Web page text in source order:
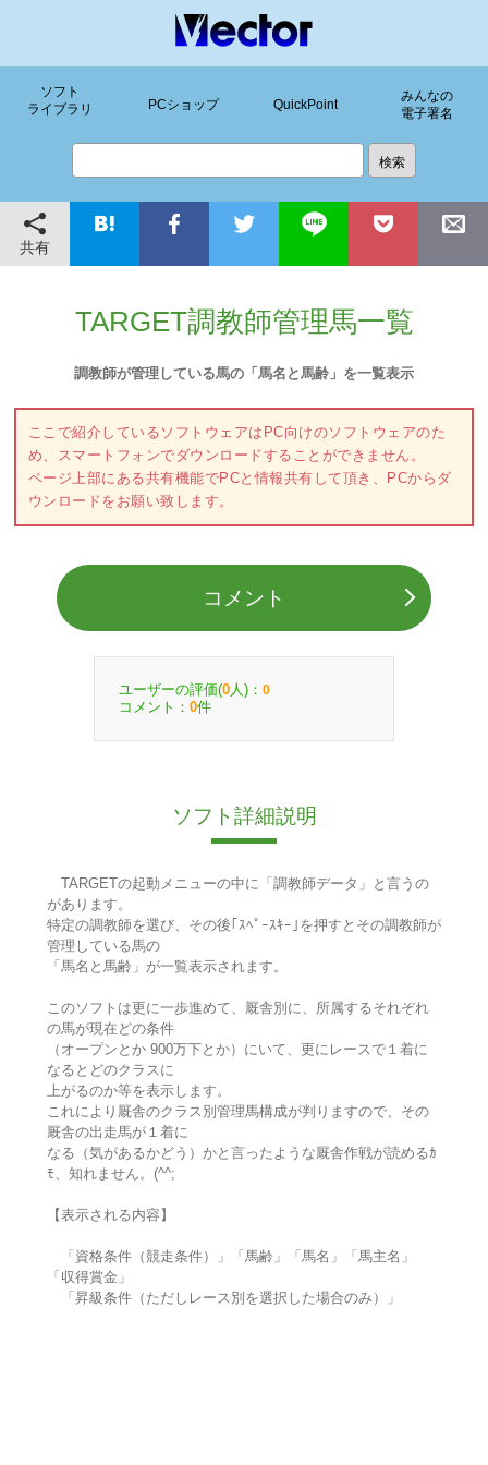
ソフト
ライブラリ
PCショップ QuickPoint
みんなの
電子署名
共有
TARGET調教師管理馬一覧
調教師が管理している馬の「馬名と馬齢」を一覧表示
ここで紹介しているソフトウェアはPC向けのソフトウェアのた
め、スマートフォンでダウンロードすることができません。
ページ上部にある共有機能でPCと情報共有して頂き、PCからダ
ウンロードをお願い致します。
コメント
ユーザーの評価(0 人)： 0
コメント： 0件
ソフト詳細説明
TARGETの起動メニューの中に「調教師データ」と言うの
があります。
特定の調教師を選び、その後｢ｽﾍﾟｰｽｷｰ｣を押すとその調教師が
管理している馬の
「馬名と馬齢」が一覧表示されます。
このソフトは更に一歩進めて、厩舎別に、所属するそれぞれ
の馬が現在どの条件
（オープンとか 900万下とか）にいて、更にレースで１着に
なるとどのクラスに
上がるのか等を表示します。
これにより厩舎のクラス別管理馬構成が判りますので、その
厩舎の出走馬が１着に
なる（気があるかどう）かと言ったような厩舎作戦が読めるｶ
ﾓ、知れません。(^^;
【表示される内容】
「資格条件（競走条件）」「馬齢」「馬名」「馬主名」
「収得賞金」
「昇級条件（ただしレース別を選択した場合のみ）」